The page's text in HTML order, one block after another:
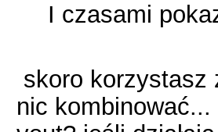
I czasami
skoro korzystasz
nic